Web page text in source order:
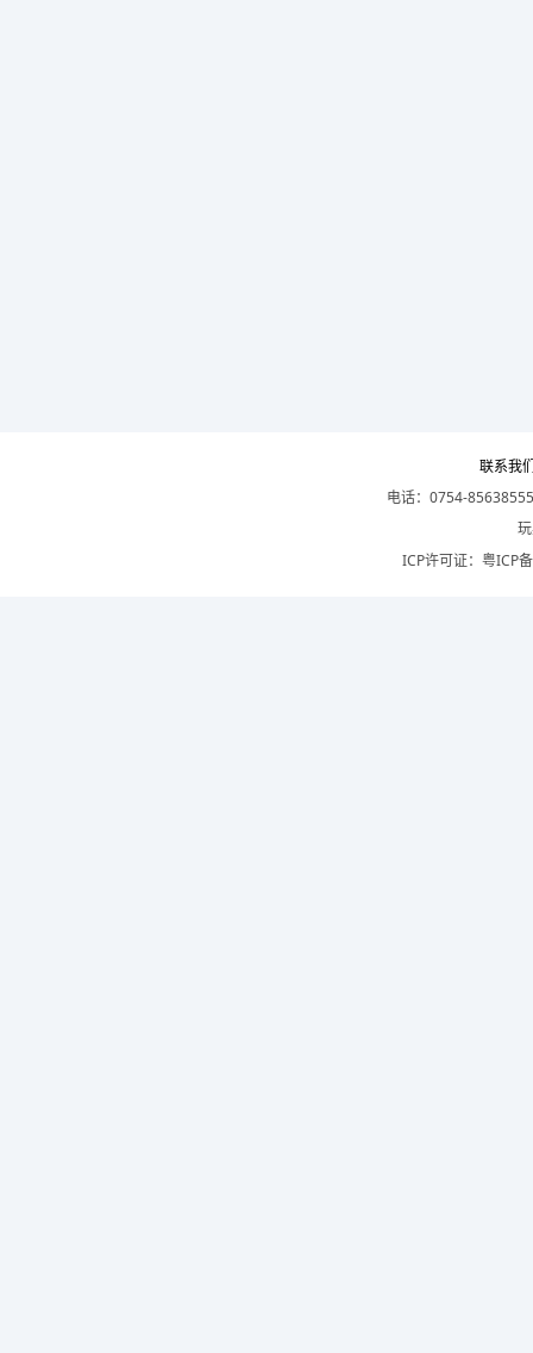
联系我
电话：0754-
ICP许可证： 粤ICP